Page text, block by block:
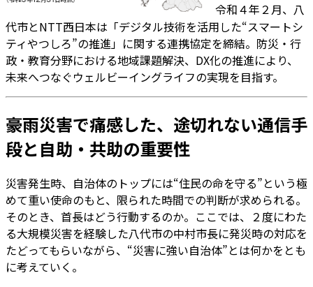
令和４年２月、八
代市とNTT西日本は「デジタル技術を活用した“スマートシ
ティやつしろ”の推進」に関する連携協定を締結。防災・行
政・教育分野における地域課題解決、DX化の推進により、
未来へつなぐウェルビーイングライフの実現を目指す。
豪雨災害で痛感した、途切れない通信手
段と自助・共助の重要性
災害発生時、自治体のトップには“住民の命を守る”という極
めて重い使命のもと、限られた時間での判断が求められる。
そのとき、首長はどう行動するのか。ここでは、２度にわた
る大規模災害を経験した八代市の中村市長に発災時の対応を
たどってもらいながら、“災害に強い自治体”とは何かをとも
に考えていく。